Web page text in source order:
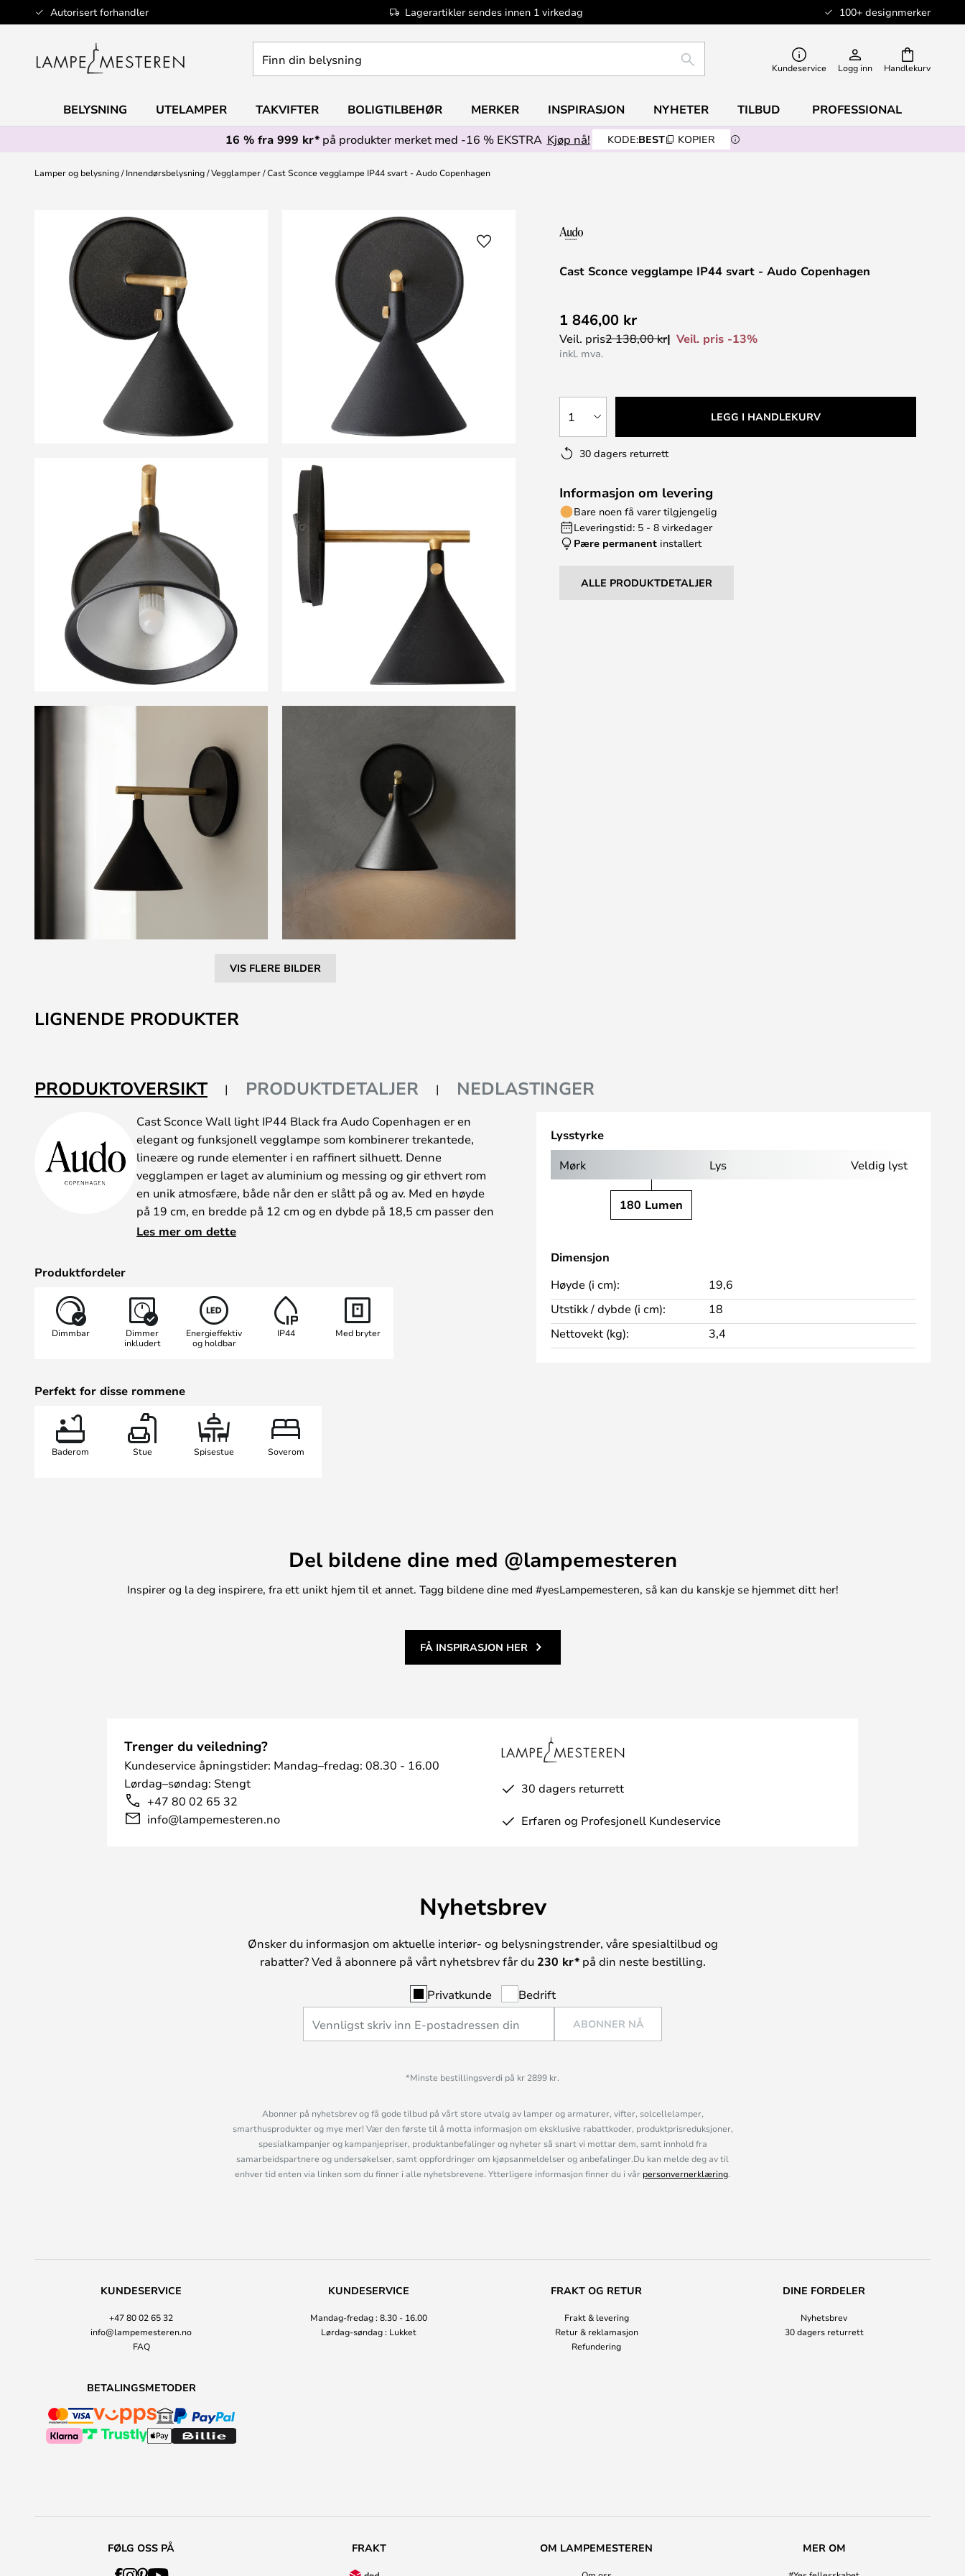
Autorisert forhandler Lagerartikler sendes innen 1 virkedag 100+ designmerker
Hopp
til
Handlekurv
din
SØK Kundeservice Logg inn
BELYSNING UTELAMPER TAKVIFTER BOLIGTILBEHØR MERKER INSPIRASJON NYHETER TILBUD
PROFESSIONAL
16 % fra 999 kr*på produkter merket med -16 % EKSTRA Kjøp nå! KODE:BEST KOPIER
Lamper og belysning Innendørsbelysning Vegglamper Cast Sconce vegglampe IP44 svart - Audo Copenhagen
bildegalleri
VIS FLERE BILDER
til
begynnelsen
Cast Sconce vegglampe IP44 svart - Audo Copenhagen
1 846,00 kr
Veil. pris2 138,00 kr Veil. pris -13%
inkl. mva.
1 LEGG I HANDLEKURV
30 dagers returrett
Informasjon om levering
Bare noen få varer tilgjengelig
Leveringstid: 5 - 8 virkedager
Pære permanent installert
ALLE PRODUKTDETALJER
LIGNENDE PRODUKTER
PRODUKTOVERSIKT PRODUKTDETALJER NEDLASTINGER
Cast Sconce Wall light IP44 Black fra Audo Copenhagen er en
elegant og funksjonell vegglampe som kombinerer trekantede,
lineære og runde elementer i en raffinert silhuett. Denne
vegglampen er laget av aluminium og messing og gir ethvert rom
en unik atmosfære, både når den er slått på og av. Med en høyde
på 19 cm, en bredde på 12 cm og en dybde på 18,5 cm passer den
perfekt i stuer, arbeidsrom og forretningslokaler. Armen i børstet
justeres etter montering. Sørg derfor for at du velger riktig vinkel
før du monterer den. Denne vegglampen er også et flott
supplement til pendellampene fra samme kolleksjon, men takket
Les mer om dette
Produktfordeler
Dimmbar
Dimmer
inkludert
Energieffektiv
og holdbar
IP44 Med bryter
Perfekt for disse rommene
Baderom Stue Spisestue Soverom
Lysstyrke
Mørk Lys Veldig lyst
180 Lumen
Dimensjon
Høyde (i cm):
19,6
Utstikk / dybde (i cm):
18
Nettovekt (kg):
3,4
Del bildene dine med @lampemesteren
Inspirer og la deg inspirere, fra ett unikt hjem til et annet. Tagg bildene dine med #yesLampemesteren, så kan du kanskje se hjemmet ditt her!
FÅ INSPIRASJON HER
Trenger du veiledning?
Kundeservice åpningstider: Mandag–fredag: 08.30 - 16.00
Lørdag–søndag: Stengt
+47 80 02 65 32
info@lampemesteren.no
30 dagers returrett
Erfaren og Profesjonell Kundeservice
Nyhetsbrev
Ønsker du informasjon om aktuelle interiør- og belysningstrender, våre spesialtilbud og
rabatter? Ved å abonnere på vårt nyhetsbrev får du 230 kr*på din neste bestilling.
Privatkunde Bedrift
ABONNER NÅ
*Minste bestillingsverdi på kr 2899 kr.
Abonner på nyhetsbrev og få gode tilbud på vårt store utvalg av lamper og armaturer, vifter, solcellelamper,
smarthusprodukter og mye mer! Vær den første til å motta informasjon om eksklusive rabattkoder, produktprisreduksjoner,
spesialkampanjer og kampanjepriser, produktanbefalinger og nyheter så snart vi mottar dem, samt innhold fra
samarbeidspartnere og undersøkelser, samt oppfordringer om kjøpsanmeldelser og anbefalinger.Du kan melde deg av til
enhver tid enten via linken som du finner i alle nyhetsbrevene. Ytterligere informasjon finner du i vår personvernerklæring.
KUNDESERVICE
+47 80 02 65 32
info@lampemesteren.no
FAQ
KUNDESERVICE
Mandag-fredag : 8.30 - 16.00
Lørdag-søndag : Lukket
FRAKT OG RETUR
Frakt & levering
Retur & reklamasjon
Refundering
DINE FORDELER
Nyhetsbrev
30 dagers returrett
BETALINGSMETODER
FØLG OSS PÅ FRAKT OM LAMPEMESTEREN MER OM